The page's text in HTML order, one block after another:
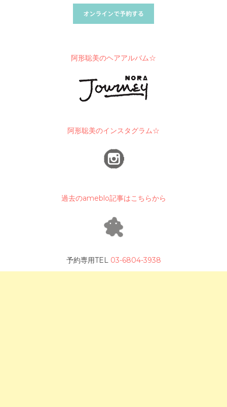
阿形聡美のヘアアルバム☆
阿形聡美のインスタグラム☆
過去のameblo記事はこちらから
予約専用TEL 03-6804-3938